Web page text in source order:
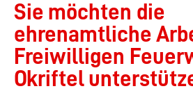
Sie möchten die
ehrenamtliche
Freiwilligen
Okriftel